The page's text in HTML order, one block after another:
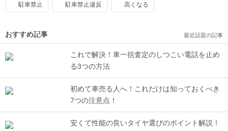
駐車禁止 駐車禁止違反 高くなる
おすすめ記事 最近話題の記事
これで解決！車一括査定のしつこい電話を止め
る3つの方法
初めて車売る人へ！これだけは知っておくべき
7つの注意点！
安くて性能の良いタイヤ選びのポイント解説！